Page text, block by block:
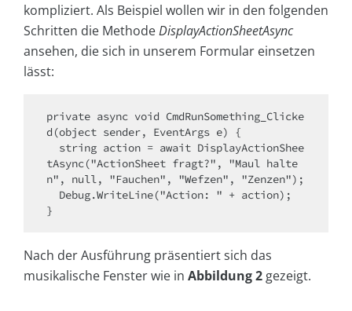
kompliziert. Als Beispiel wollen wir in den folgenden
Schritten die MethodeDisplayActionSheetAsync
ansehen, die sich in unserem Formular einsetzen
lässt:
private async void CmdRunSomething_Clicke
d(object sender, EventArgs e) {
tAsync("ActionSheet fragt?", "Maul halte
n", null, "Fauchen", "Wefzen", "Zenzen");
Nach der Ausführung präsentiert sich das
musikalische Fenster wie in Abbildung 2 gezeigt.